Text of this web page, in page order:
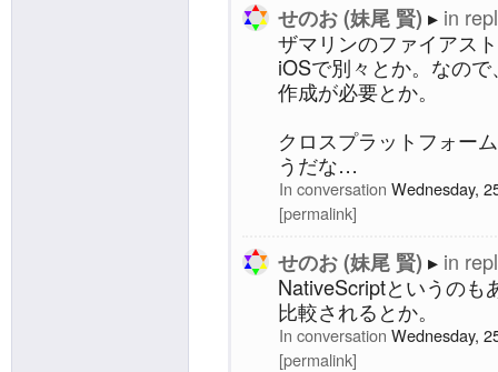
せのお (妹尾 賢)
in
ザマリンのファイアス
iOSで別々とか。なの
作成が必要とか。
クロスプラットフォー
うだな…
In conversation Wednesday,
permalink
せのお (妹尾 賢)
in
NativeScriptというのも
比較されるとか。
In conversation Wednesday,
permalink